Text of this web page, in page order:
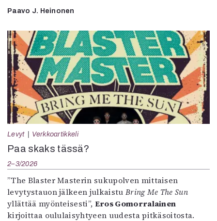
Paavo J. Heinonen
Levyt Verkkoartikkeli
Paa skaks tässä?
2–3/2026
”The Blaster Masterin sukupolven mittaisen
levytystauon jälkeen julkaistu Bring Me The Sun
yllättää myönteisesti”, Eros Gomorralainen
kirjoittaa oululaisyhtyeen uudesta pitkäsoitosta.